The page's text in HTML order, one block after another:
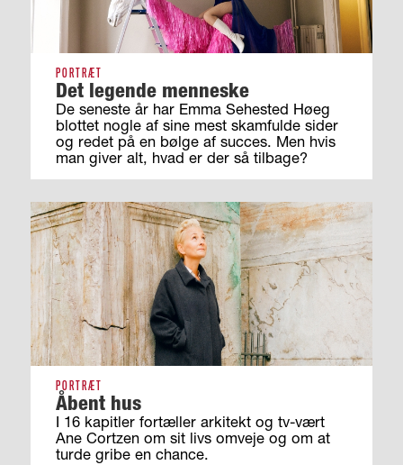
PORTRÆT
Det legende menneske
De seneste år har Emma Sehested Høeg
blottet nogle af sine mest skamfulde sider
og redet på en bølge af succes. Men hvis
man giver alt, hvad er der så tilbage?
PORTRÆT
Åbent hus
I 16 kapitler fortæller arkitekt og tv-vært
Ane Cortzen om sit livs omveje og om at
turde gribe en chance.